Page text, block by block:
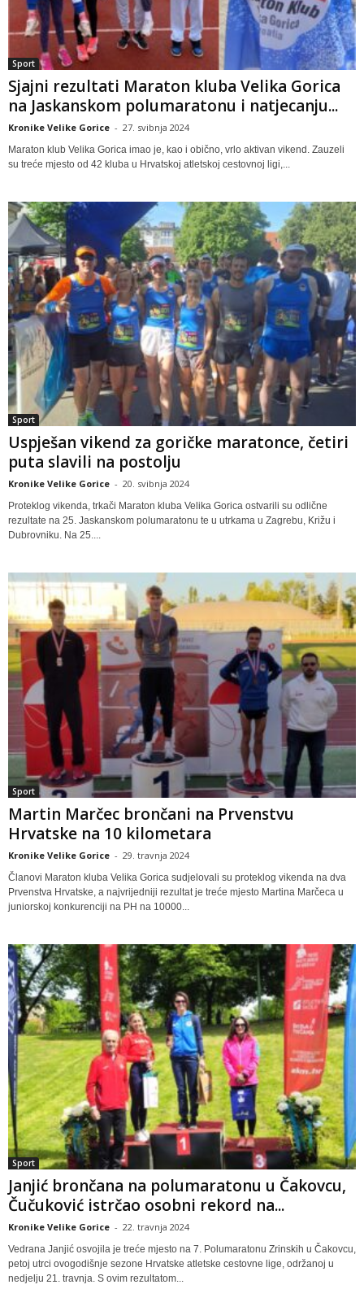
Sport
Sjajni rezultati Maraton kluba Velika Gorica
na Jaskanskom polumaratonu i natjecanju...
Kronike Velike Gorice - 27. svibnja 2024
Maraton klub Velika Gorica imao je, kao i obično, vrlo aktivan vikend. Zauzeli
su treće mjesto od 42 kluba u Hrvatskoj atletskoj cestovnoj ligi,...
Sport
Uspješan vikend za goričke maratonce, četiri
puta slavili na postolju
Kronike Velike Gorice - 20. svibnja 2024
Proteklog vikenda, trkači Maraton kluba Velika Gorica ostvarili su odlične
rezultate na 25. Jaskanskom polumaratonu te u utrkama u Zagrebu, Križu i
Dubrovniku. Na 25....
Sport
Martin Marčec brončani na Prvenstvu
Hrvatske na 10 kilometara
Kronike Velike Gorice - 29. travnja 2024
Članovi Maraton kluba Velika Gorica sudjelovali su proteklog vikenda na dva
Prvenstva Hrvatske, a najvrijedniji rezultat je treće mjesto Martina Marčeca u
juniorskoj konkurenciji na PH na 10000...
Sport
Janjić brončana na polumaratonu u Čakovcu,
Čučuković istrčao osobni rekord na...
Kronike Velike Gorice - 22. travnja 2024
Vedrana Janjić osvojila je treće mjesto na 7. Polumaratonu Zrinskih u Čakovcu,
petoj utrci ovogodišnje sezone Hrvatske atletske cestovne lige, održanoj u
nedjelju 21. travnja. S ovim rezultatom...